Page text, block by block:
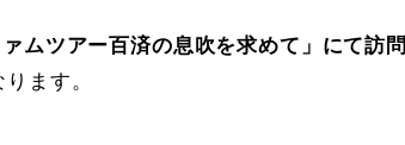
ァムツアー百済の息吹を求めて」にて訪問
ます。